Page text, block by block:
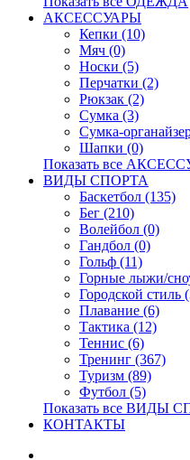
АКСЕССУАРЫ
Кепки (10)
Мяч (0)
Носки (5)
Перчатки (2)
Рюкзак (2)
Сумка (3)
Сумка-
Шапки (0)
Показать все
ВИДЫ СПОРТА
Баскетбол (135)
Бег (210)
Волейбол (0)
Гандбол (0)
Гольф (11)
Горные лыжи/
Городской стиль
Плавание (6)
Тактика (12)
Теннис (6)
Тренинг (367)
Туризм (89)
Футбол (5)
Показать все ВИДЫ
КОНТАКТЫ